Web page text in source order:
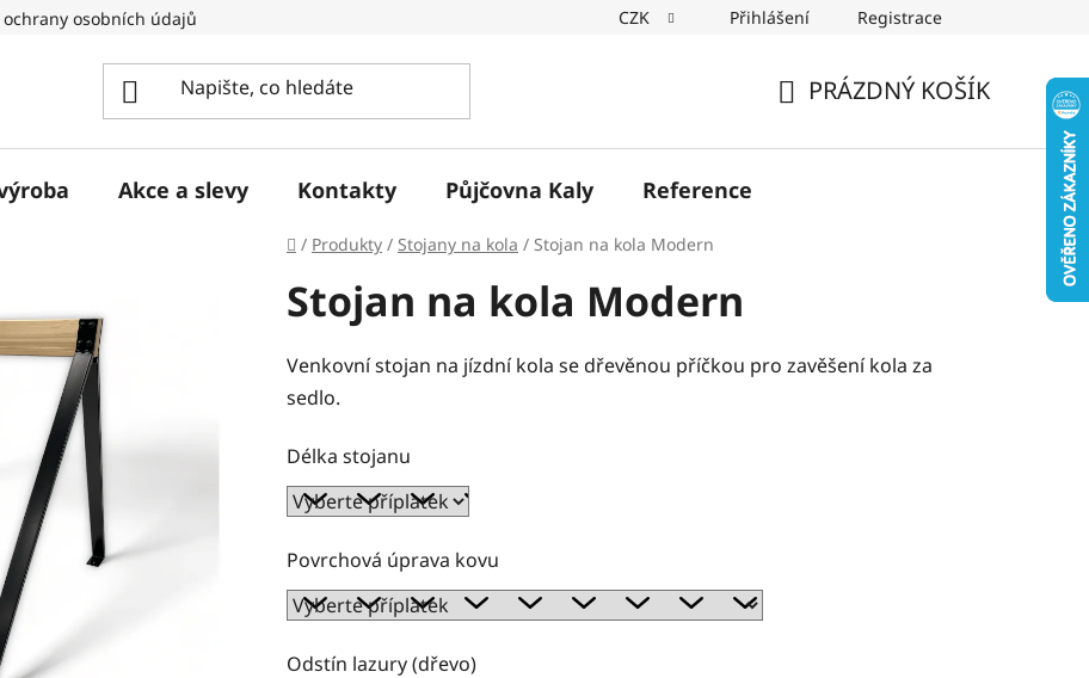
ochrany osobních údajů CZK Přihlášení Registrace
PRÁZDNÝ KOŠÍK
Akce a slevy Kontakty Půjčovna Kaly Reference
Domů
/ Produkty / Stojany na kola / Stojan na kola Modern
Stojan na kola Modern
Venkovní stojan na jízdní kola se dřevěnou příčkou pro zavěšení kola za
sedlo.
Délka stojanu
Povrchová úprava kovu
Odstín lazury (dřevo)